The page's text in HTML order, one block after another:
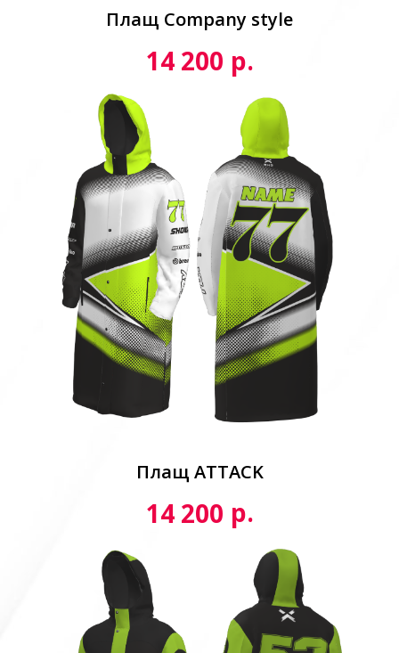
Плащ Сompany style
14 200 р.
Плащ ATTACK
14 200 р.